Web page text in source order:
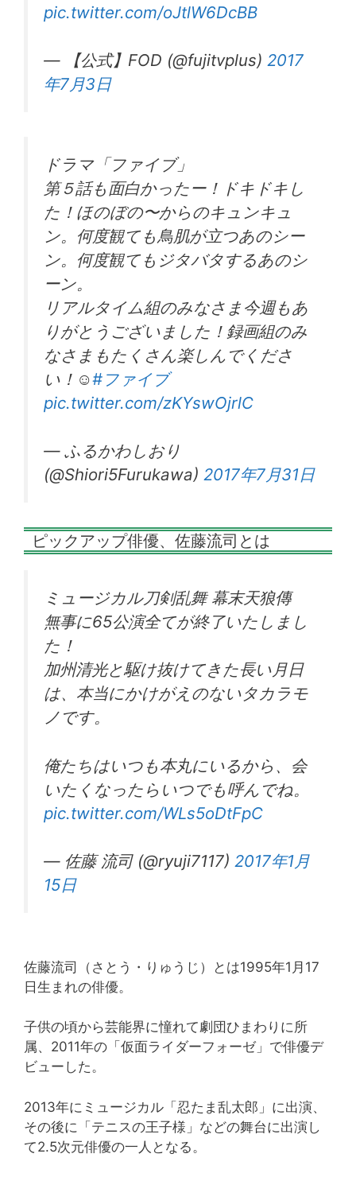
pic.twitter.com/oJtlW6DcBB
— 【公式】FOD (@fujitvplus) 2017
年7月3日
ドラマ「ファイブ」
第５話も面白かったー！ドキドキし
た！ほのぼの〜からのキュンキュ
ン。何度観ても鳥肌が立つあのシー
ン。何度観てもジタバタするあのシ
ーン。
リアルタイム組のみなさま今週もあ
りがとうございました！録画組のみ
なさまもたくさん楽しんでくださ
い！☺︎#ファイブ
pic.twitter.com/zKYswOjrlC
— ふるかわしおり
(@Shiori5Furukawa) 2017年7月31日
ピックアップ俳優、佐藤流司とは
ミュージカル刀剣乱舞 幕末天狼傳
無事に65公演全てが終了いたしまし
た！
加州清光と駆け抜けてきた長い月日
は、本当にかけがえのないタカラモ
ノです。
俺たちはいつも本丸にいるから、会
いたくなったらいつでも呼んでね。
pic.twitter.com/WLs5oDtFpC
— 佐藤 流司 (@ryuji7117) 2017年1月
15日
佐藤流司（さとう・りゅうじ）とは1995年1月17
日生まれの俳優。
子供の頃から芸能界に憧れて劇団ひまわりに所
属、2011年の「仮面ライダーフォーゼ」で俳優デ
ビューした。
2013年にミュージカル「忍たま乱太郎」に出演、
その後に「テニスの王子様」などの舞台に出演し
て2.5次元俳優の一人となる。